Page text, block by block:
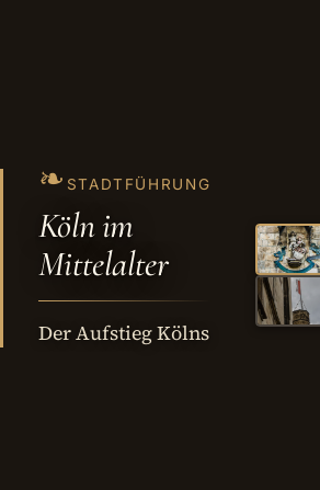
❧ STADTFÜHRUNG
Köln im
Mittelalter
Der Aufstieg Kölns